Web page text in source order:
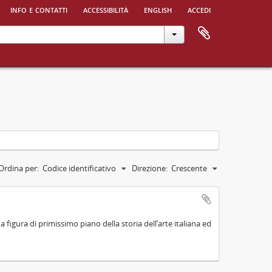
info e contatti accessibilità english accedi
per: Codice identificativo Direzione: Crescente
di primissimo piano della storia dell’arte italiana ed